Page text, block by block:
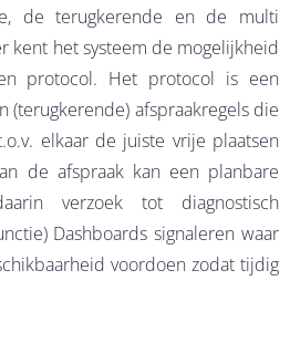
de terugkerende en de multi
kent het systeem de mogelijkheid
protocol. Het protocol is een
(terugkerende) afspraakregels die
elkaar de juiste vrije plaatsen
de afspraak kan een planbare
verzoek tot diagnostisch
Dashboards signaleren waar
voordoen zodat tijdig